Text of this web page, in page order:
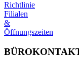
Richtlinie
Filialen
&
Öffnungszeiten